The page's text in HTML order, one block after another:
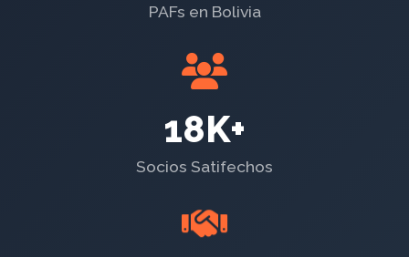
PAFs en Bolivia
18K+
Socios Satifechos